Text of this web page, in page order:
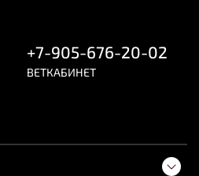
+7-905-676-20-02
ВЕТКАБИНЕТ